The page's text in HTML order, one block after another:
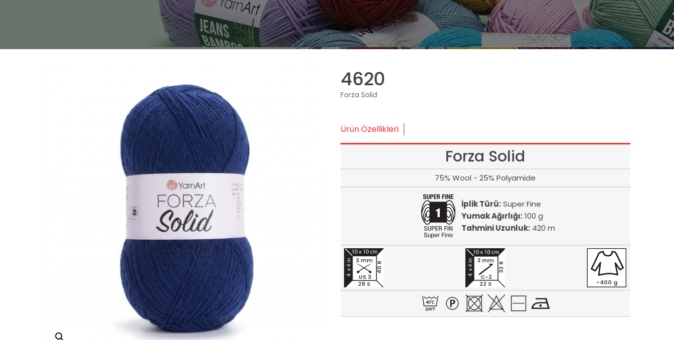
4620
Forza Solid
Ürün Özellikleri
Forza Solid
75% Wool - 25% Polyamide
İplik Türü:Super Fine
Yumak Ağırlığı:100 g
Tahmini Uzunluk: 420 m
28 S
40 R
3 mm
US 3
22 S
32 R
3 mm
C-2
~400 g